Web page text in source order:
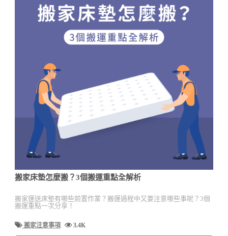
搬家床墊怎麼搬？3個搬運重點全解析
搬家運送床墊有哪些前置作業？搬運過程中又要注意哪些事呢？3個
搬運重點一次分享！
搬家注意事項 3.4K